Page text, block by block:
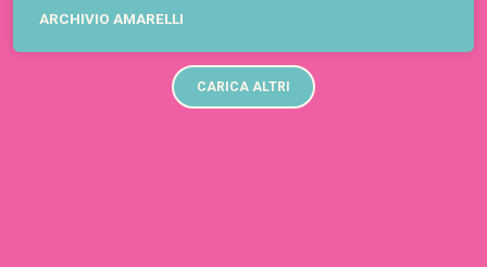
ARCHIVIO AMARELLI
CARICA ALTRI